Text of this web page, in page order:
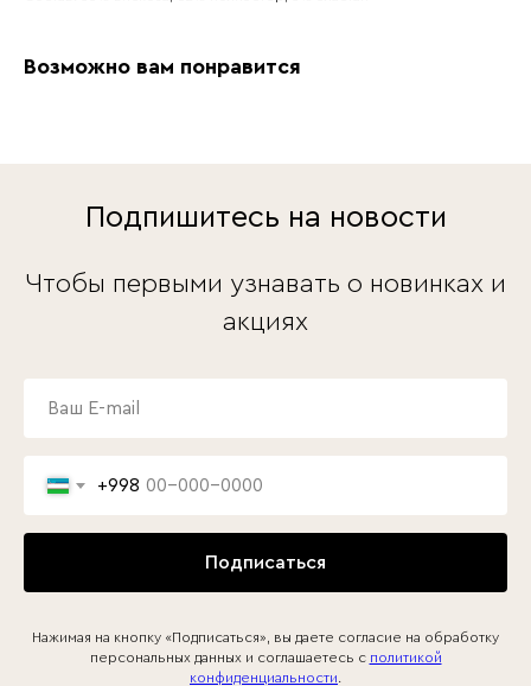
Возможно вам понравится
Подпишитесь на новости
Чтобы первыми узнавать о новинках и
акциях
+998
Подписаться
Нажимая на кнопку «Подписаться», вы даете согласие на обработку
персональных данных и соглашаетесь c политикой
конфиденциальности